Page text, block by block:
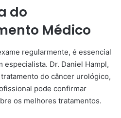
do
Médico
regularmente, é essencial
especialista. Dr. Daniel Hampl,
do câncer urológico,
pode confirmar
os melhores tratamentos.